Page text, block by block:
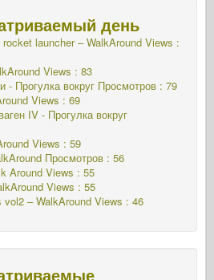
день
launcher – WalkAround Views :
Views : 83
- Прогулка вокруг Просмотров : 79
Views : 69
IV - Прогулка вокруг
Views : 59
Просмотров : 56
Around Views : 55
Views : 55
vol2 – WalkAround Views : 46